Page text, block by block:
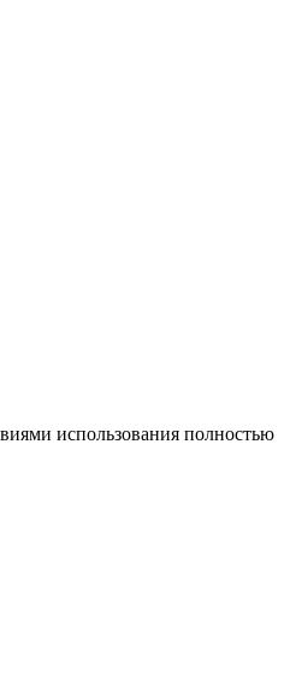
использования полностью